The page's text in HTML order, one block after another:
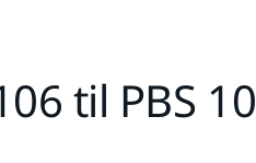
til PBS 10